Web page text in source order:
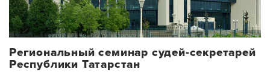
Региональный семинар судей-секретарей
Республики Татарстан